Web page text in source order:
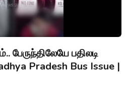
பதிலடி
Pradesh Bus Issue |